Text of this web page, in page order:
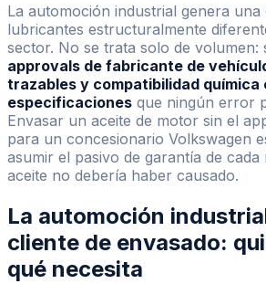
La automoción industrial genera una
lubricantes estructuralmente
sector. No se trata solo de volumen:
approvals de fabricante de
trazables y compatibilidad química
especificaciones que ningún error
Envasar un aceite de motor sin el
para un concesionario Volkswagen
asumir el pasivo de garantía de
aceite no debería haber causado.
La automoción
cliente de envasado:
qué necesita